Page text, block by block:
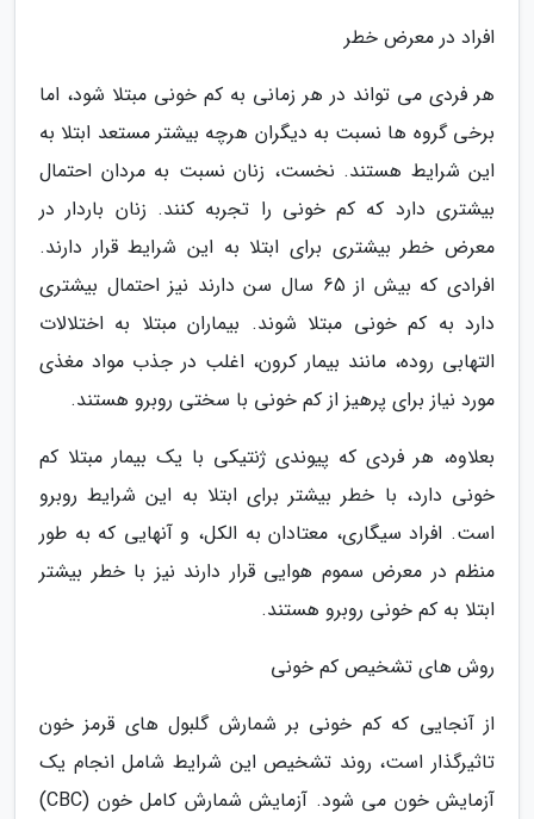
افراد در معرض خطر
هر فردی می تواند در هر زمانی به کم خونی مبتلا شود، اما
برخی گروه ها نسبت به دیگران هرچه بیشتر مستعد ابتلا به
این شرایط هستند. نخست، زنان نسبت به مردان احتمال
بیشتری دارد که کم خونی را تجربه کنند. زنان باردار در
معرض خطر بیشتری برای ابتلا به این شرایط قرار دارند.
افرادی که بیش از 65 سال سن دارند نیز احتمال بیشتری
دارد به کم خونی مبتلا شوند. بیماران مبتلا به اختلالات
التهابی روده، مانند بیمار کرون، اغلب در جذب مواد مغذی
مورد نیاز برای پرهیز از کم خونی با سختی روبرو هستند.
بعلاوه، هر فردی که پیوندی ژنتیکی با یک بیمار مبتلا کم
خونی دارد، با خطر بیشتر برای ابتلا به این شرایط روبرو
است. افراد سیگاری، معتادان به الکل، و آنهایی که به طور
منظم در معرض سموم هوایی قرار دارند نیز با خطر بیشتر
ابتلا به کم خونی روبرو هستند.
روش های تشخیص کم خونی
از آنجایی که کم خونی بر شمارش گلبول های قرمز خون
تاثیرگذار است، روند تشخیص این شرایط شامل انجام یک
آزمایش خون می شود. آزمایش شمارش کامل خون (CBC)